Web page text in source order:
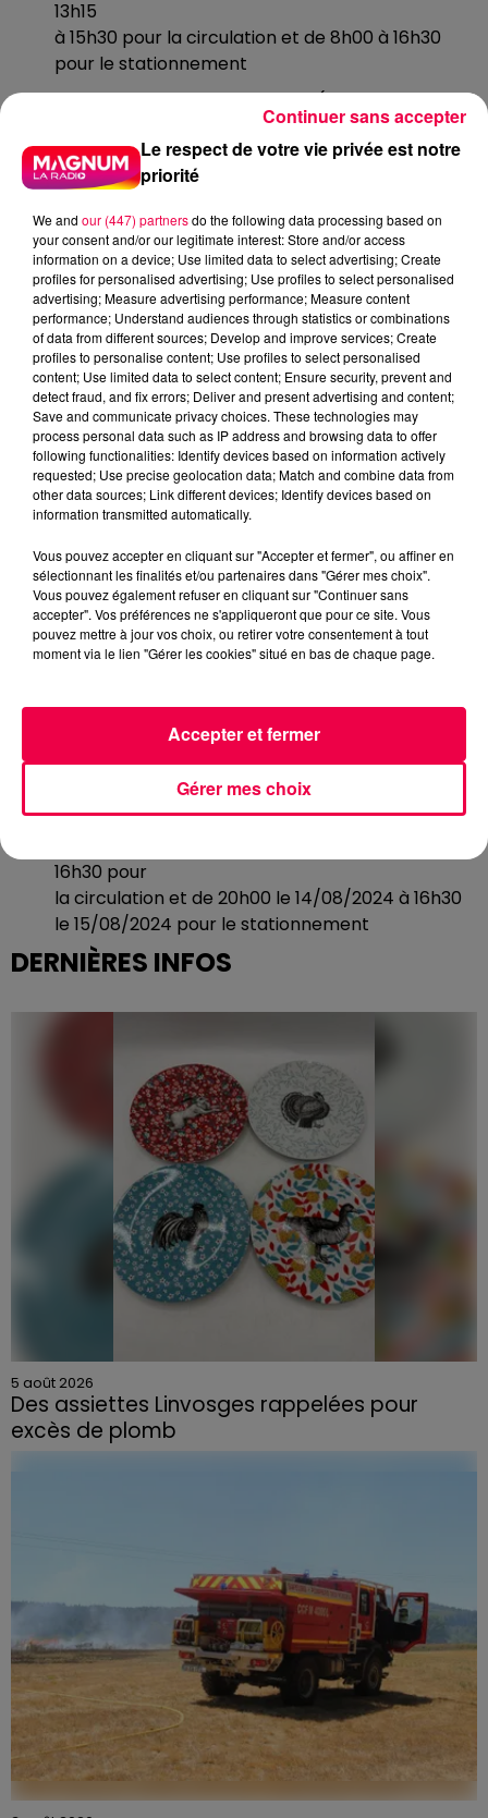
13h15
à 15h30 pour la circulation et de 8h00 à 16h30
pour le stationnement
Montbonvillers : pour la RD952 (rue Nationale, rue
de la République, place du 19 mars 1962, rue
Jeanne d’Arc et rue Bernadette) de 12h30 à
16h00 pour la circulation et de 9h00 à 16h00 pour
stationnement
Mairy-Mainville : pour la RD145B de 12h30 à 16h00
Tucquegnieux : pour la RD145 et la RD146D de
12h30 à 16h00
Mancieulles : pour la RD146D (avenue de la
République, rue du Général Leclerc, rue du
Maréchal
Joffre, route de Mance) de 13h30 à 16h15 pour la
circulation et de 8h00 à 16h30 pour le
stationnement
circulation et de 8h00 à 16h30 pour le
stationnement
Val de Briey : pour la RD146, la RD346 (giratoire)
et la RD138 (voie communale « la
circulation et de 8h00 à 16h30 pour le
stationnement
Joeuf : rue Gustave Maguin, route de Moyeuvre
(direction pont de l’Orne), rue de Franchepré et
route de Moyeuvre (direction Montois-la-
16h30 pour
la circulation et de 20h00 le 14/08/2024 à 16h30
le 15/08/2024 pour le stationnement
DERNIÈRES INFOS
5 août 2026
Des assiettes Linvosges rappelées pour
excès de plomb
Du plomb a été détecté dans deux assiettes en
Le respect de votre vie privée est notre
priorité
We and our (447) partnersdo the following data processing based on
your consent and/or our legitimate interest: Store and/or access
information on a device; Use limited data to select advertising; Create
profiles for personalised advertising; Use profiles to select personalised
advertising; Measure advertising performance; Measure content
performance; Understand audiences through statistics or combinations
of data from different sources; Develop and improve services; Create
profiles to personalise content; Use profiles to select personalised
content; Use limited data to select content; Ensure security, prevent and
detect fraud, and fix errors; Deliver and present advertising and content;
Save and communicate privacy choices. These technologies may
process personal data such as IP address and browsing data to offer
following functionalities: Identify devices based on information actively
requested; Use precise geolocation data; Match and combine data from
other data sources; Link different devices; Identify devices based on
information transmitted automatically.
Vous pouvez accepter en cliquant sur "Accepter et fermer", ou affiner en
sélectionnant les finalités et/ou partenaires dans "Gérer mes choix".
Vous pouvez également refuser en cliquant sur "Continuer sans
accepter". Vos préférences ne s'appliqueront que pour ce site. Vous
pouvez mettre à jour vos choix, ou retirer votre consentement à tout
moment via le lien "Gérer les cookies" situé en bas de chaque page.
Gérer mes choix
Accepter et fermer
Continuer sans accepter